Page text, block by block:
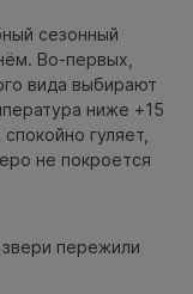
сезонный
Во-первых,
вида выбирают
ниже +15
гуляет,
не покроется
пережили